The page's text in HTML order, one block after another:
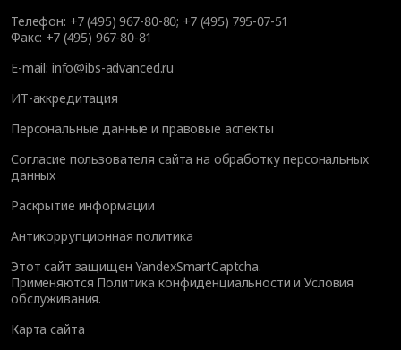
Телефон: +7 (495) 967-80-80; +7 (495) 795-07-51
Факс: +7 (495) 967-80-81
E-mail: info@ibs-advanced.ru
ИТ-аккредитация
Персональные данные и правовые аспекты
Согласие пользователя сайта на обработку персональных
данных
Раскрытие информации
Антикоррупционная политика
Этот сайт защищен YandexSmartCaptcha.
Применяются Политика конфиденциальности иУсловия
обслуживания.
Карта сайта